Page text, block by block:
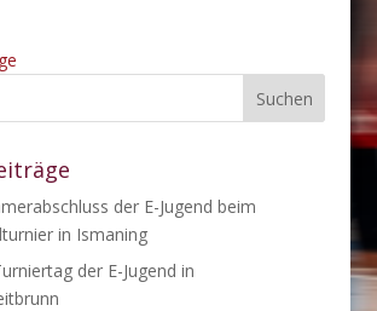
der E-Jugend beim
in Ismaning
der E-Jugend in